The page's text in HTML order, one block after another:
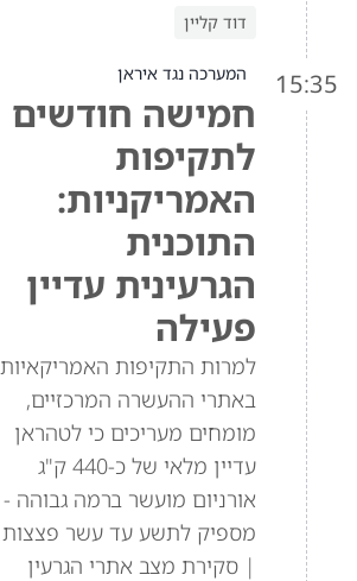
דוד קליין
15:35 המערכה נגד איראן
חמישה חודשים
לתקיפות
האמריקניות:
התוכנית
הגרעינית עדיין
פעילה
למרות התקיפות האמריקאיות
באתרי ההעשרה המרכזיים,
מומחים מעריכים כי לטהראן
עדיין מלאי של כ-440 ק"ג
אורניום מועשר ברמה גבוהה -
מספיק לתשע עד עשר פצצות
| סקירת מצב אתרי הגרעין